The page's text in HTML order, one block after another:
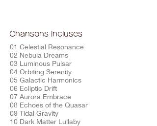
Chansons incluses
01 Celestial Resonance
02 Nebula Dreams
03 Luminous Pulsar
04 Orbiting Serenity
05 Galactic Harmonics
06 Ecliptic Drift
07 Aurora Embrace
08 Echoes of the Quasar
09 Tidal Gravity
10 Dark Matter Lullaby